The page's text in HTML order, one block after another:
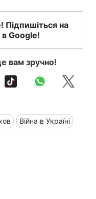
Підпишіться на
в Google!
вам зручно!
Війна в Україні